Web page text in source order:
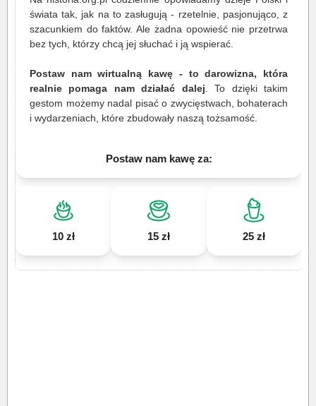
świata tak, jak na to zasługują - rzetelnie, pasjonująco, z
szacunkiem do faktów. Ale żadna opowieść nie przetrwa
bez tych, którzy chcą jej słuchać i ją wspierać.
Postaw nam wirtualną kawę - to darowizna, która
realnie pomaga nam działać dalej . To dzięki takim
gestom możemy nadal pisać o zwycięstwach, bohaterach
i wydarzeniach, które zbudowały naszą tożsamość.
Postaw nam kawę za:
10 zł 15 zł 25 zł